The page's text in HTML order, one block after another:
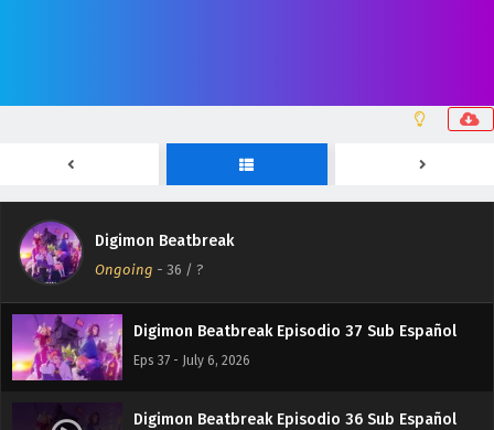
Digimon Beatbreak
Ongoing - 36 / ?
Digimon Beatbreak Episodio 39 Sub Español
Eps 39 - July 20, 2026
Digimon Beatbreak Episodio 38 Sub Español
Eps 38 - July 14, 2026
Digimon Beatbreak Episodio 37 Sub Español
Eps 37 - July 6, 2026
Digimon Beatbreak Episodio 36 Sub Español